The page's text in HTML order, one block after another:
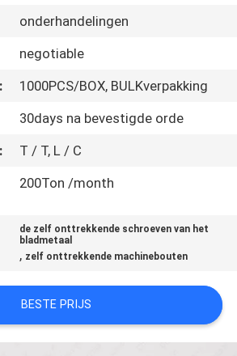
onderhandelingen
negotiable
1000PCS/BOX, BULKverpakking
30days na bevestigde orde
T / T, L / C
200Ton /month
de zelf onttrekkende schroeven van het
bladmetaal
, zelf onttrekkende machinebouten
BESTE PRIJS